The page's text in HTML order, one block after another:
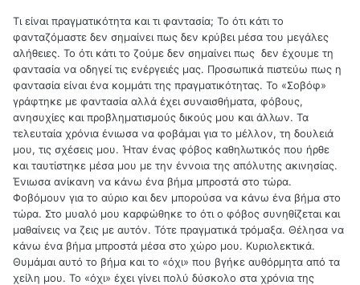
Τι είναι πραγματικότητα και τι φαντασία; Το ότι κάτι το
φανταζόμαστε δεν σημαίνει πως δεν κρύβει μέσα του μεγάλες
αλήθειες. Το ότι κάτι το ζούμε δεν σημαίνει πως δεν έχουμε τη
φαντασία να οδηγεί τις ενέργειές μας. Προσωπικά πιστεύω πως η
φαντασία είναι ένα κομμάτι της πραγματικότητας. Το «Σοβόφ»
γράφτηκε με φαντασία αλλά έχει συναισθήματα, φόβους,
ανησυχίες και προβληματισμούς δικούς μου και άλλων. Τα
τελευταία χρόνια ένιωσα να φοβάμαι για το μέλλον, τη δουλειά
μου, τις σχέσεις μου. Ήταν ένας φόβος καθηλωτικός που ήρθε
και ταυτίστηκε μέσα μου με την έννοια της απόλυτης ακινησίας.
Ένιωσα ανίκανη να κάνω ένα βήμα μπροστά στο τώρα.
Φοβόμουν για το αύριο και δεν μπορούσα να κάνω ένα βήμα στο
τώρα. Στο μυαλό μου καρφώθηκε το ότι ο φόβος συνηθίζεται και
μαθαίνεις να ζεις με αυτόν. Τότε πραγματικά τρόμαξα. Θέλησα να
κάνω ένα βήμα μπροστά μέσα στο χώρο μου. Κυριολεκτικά.
Θυμάμαι αυτό το βήμα και το «όχι» που βγήκε αυθόρμητα από τα
χείλη μου. Το «όχι» έχει γίνει πολύ δύσκολο στα χρόνια της